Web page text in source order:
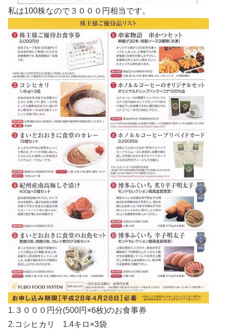
私は100株なので３０００円相当です。
1.３０００円分(500円×6枚)のお食事券
2.コシヒカリ 1.4キロ×3袋